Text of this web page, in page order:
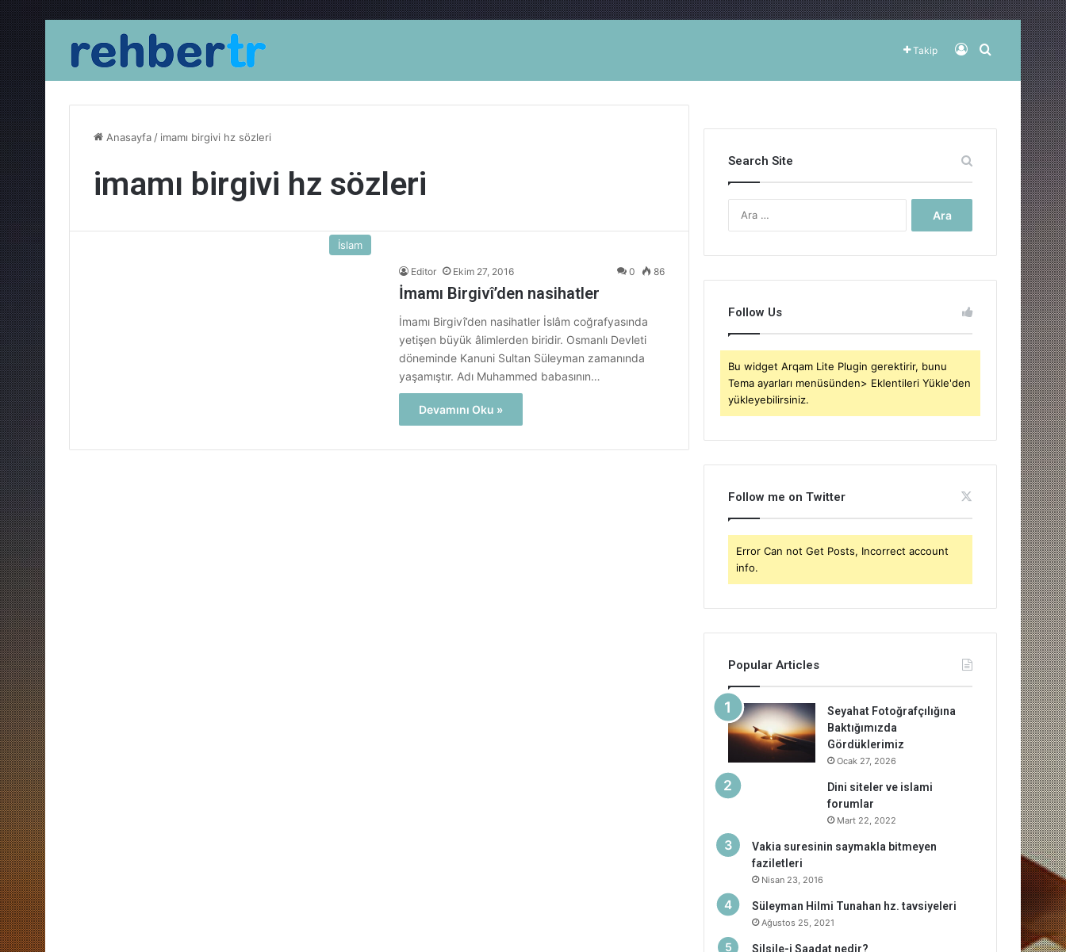
Takip Kayıt OlArama yap
Anasayfa / imamı birgivi hz sözleri
imamı birgivi hz sözleri
İslam
Editor Ekim 27, 2016 0 86
İmamı Birgivî’den nasihatler
İmamı Birgivî’den nasihatler İslâm coğrafyasında
yetişen büyük âlimlerden biridir. Osmanlı Devleti
döneminde Kanuni Sultan Süleyman zamanında
yaşamıştır. Adı Muhammed babasının…
Devamını Oku »
Search Site
Follow Us
Bu widget Arqam Lite Plugin gerektirir, bunu
Tema ayarları menüsünden> Eklentileri Yükle'den
yükleyebilirsiniz.
Follow me on Twitter
Error Can not Get Posts, Incorrect account
info.
Popular Articles
Seyahat Fotoğrafçılığına
Baktığımızda
Gördüklerimiz
Ocak 27, 2026
Dini siteler ve islami
forumlar
Mart 22, 2022
Vakia suresinin saymakla bitmeyen
faziletleri
Nisan 23, 2016
Süleyman Hilmi Tunahan hz. tavsiyeleri
Ağustos 25, 2021
Silsile-i Saadat nedir?